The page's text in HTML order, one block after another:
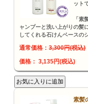
ット
「素
ャンプーと洗い上がりの髪
してくれる石けんベースの
通常価格：3,300円(税込)
価格： 3,135円(税込)
素髪